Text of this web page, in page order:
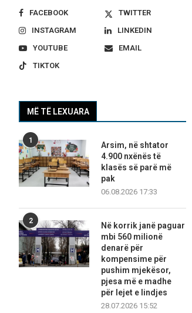
FACEBOOK
TWITTER
INSTAGRAM
LINKEDIN
YOUTUBE
EMAIL
TIKTOK
MË TË LEXUARA
1
Arsim, në shtator
4.900 nxënës të
klasës së parë më
pak
06.08.2026 17:33
2
Në korrik janë paguar
mbi 560 milionë
denarë për
kompensime për
pushim mjekësor,
pjesa më e madhe
për lejet e lindjes
28.07.2026 15:52